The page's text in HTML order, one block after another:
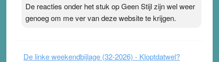
ademen’ kan goud waard zijn. Door…Lees meer
Pleisterplakkers in de topspsort ›[...]
De reacties onder het stuk op Geen Stijl zijn wel weer
genoeg om me ver van deze website te krijgen.
De linke weekendbijlage (32-2026) - Kloptdatwel?